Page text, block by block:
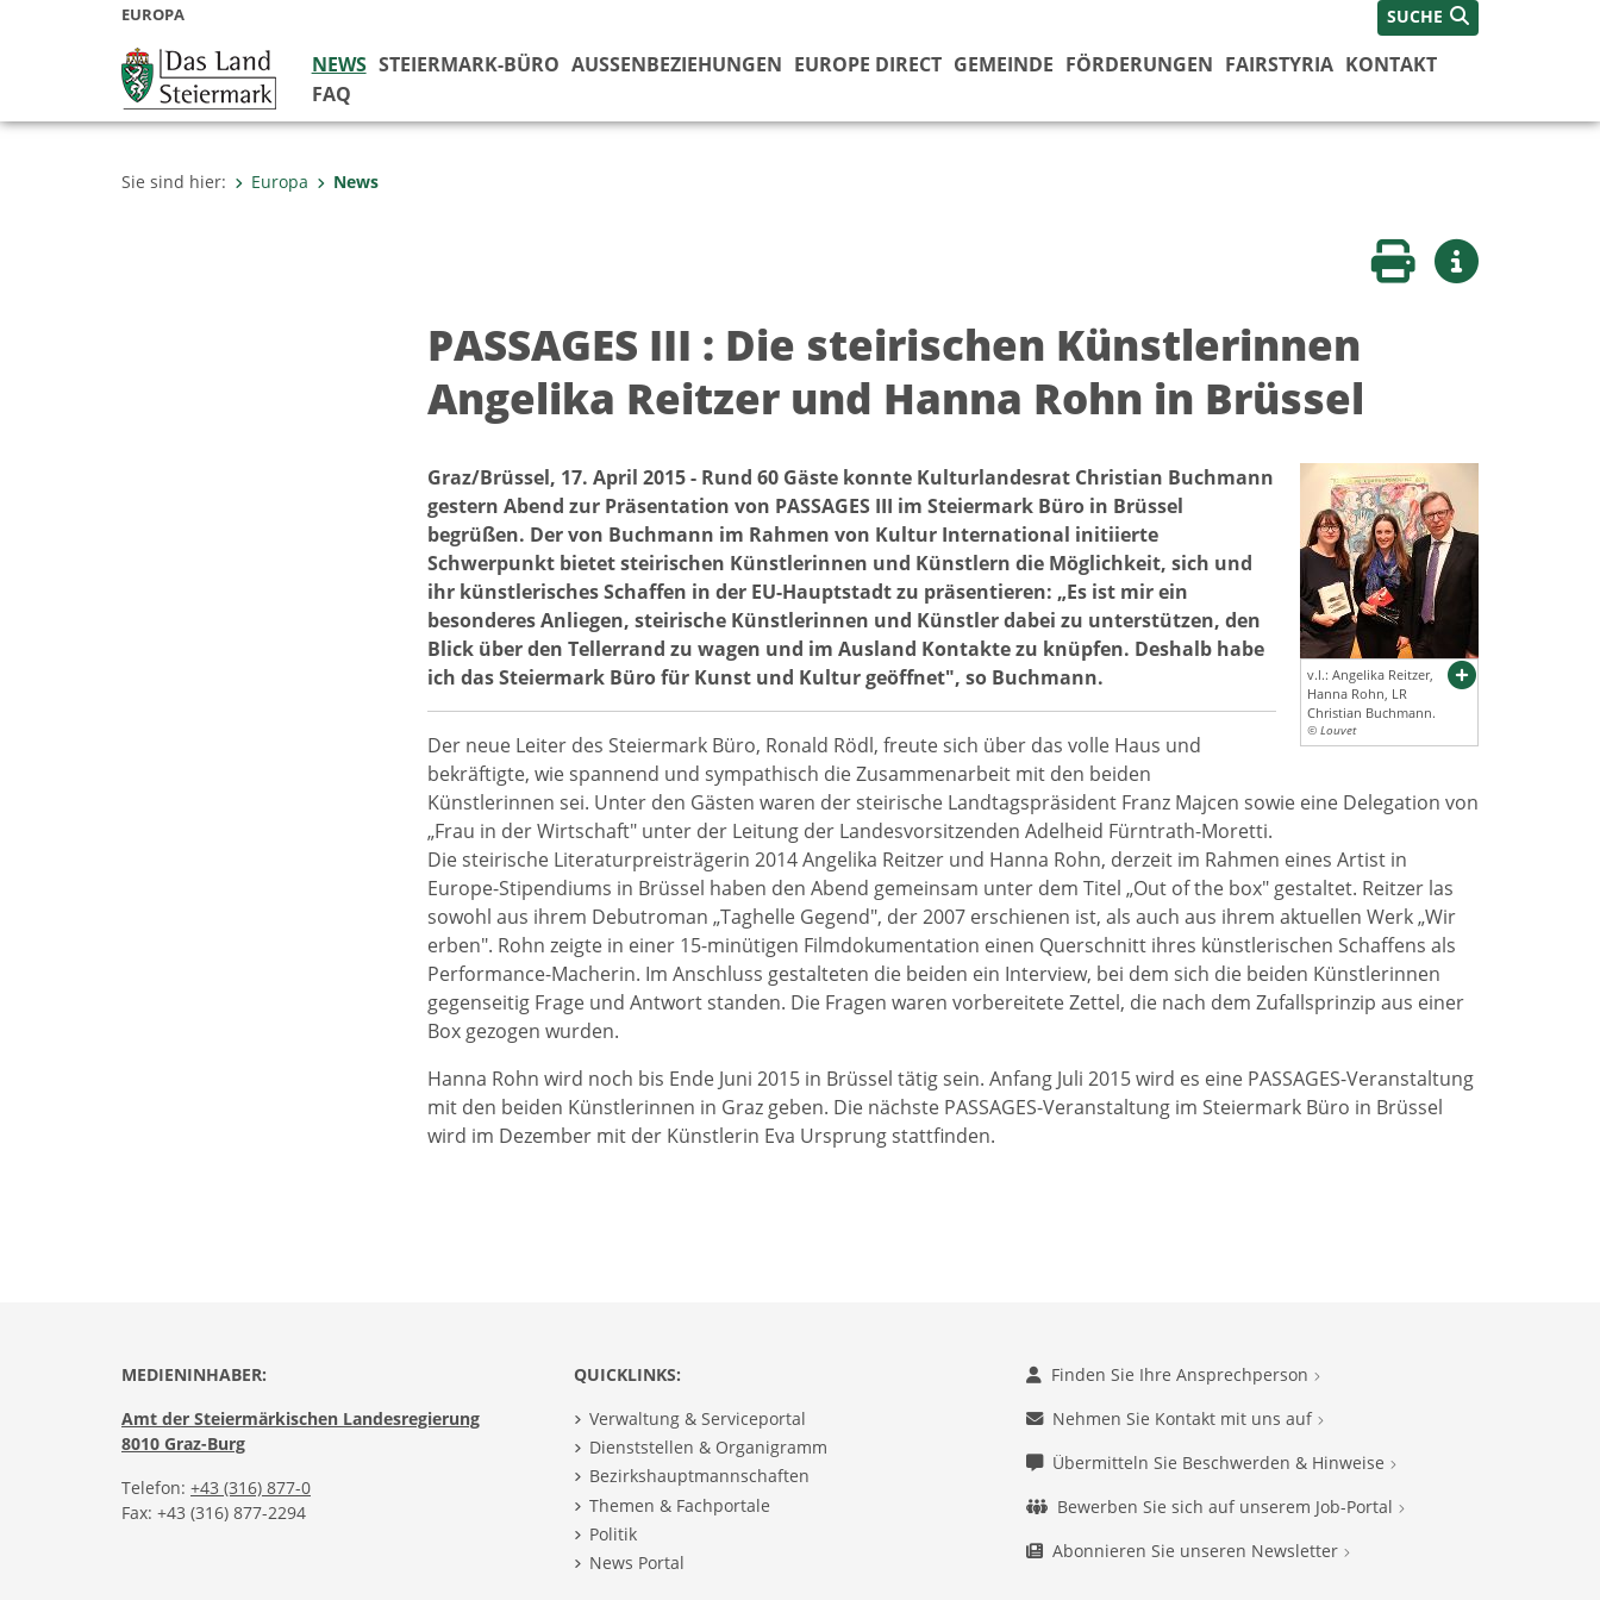
EUROPA SUCHE
NEWS STEIERMARK-BÜRO AUSSENBEZIEHUNGEN EUROPE DIRECT GEMEINDE FÖRDERUNGEN FAIRSTYRIA KONTAKT
FAQ
Sie sind hier: Europa News
Seite druckenWeitere Infos
PASSAGES III : Die steirischen Künstlerinnen
Angelika Reitzer und Hanna Rohn in Brüssel
v.l.: Angelika Reitzer,
Hanna Rohn, LR
Christian Buchmann.
© Louvet
Graz/Brüssel, 17. April 2015 - Rund 60 Gäste konnte Kulturlandesrat Christian Buchmann
gestern Abend zur Präsentation von PASSAGES III im Steiermark Büro in Brüssel
begrüßen. Der von Buchmann im Rahmen von Kultur International initiierte
Schwerpunkt bietet steirischen Künstlerinnen und Künstlern die Möglichkeit, sich und
ihr künstlerisches Schaffen in der EU-Hauptstadt zu präsentieren: „Es ist mir ein
besonderes Anliegen, steirische Künstlerinnen und Künstler dabei zu unterstützen, den
Blick über den Tellerrand zu wagen und im Ausland Kontakte zu knüpfen. Deshalb habe
ich das Steiermark Büro für Kunst und Kultur geöffnet", so Buchmann.
Der neue Leiter des Steiermark Büro, Ronald Rödl, freute sich über das volle Haus und
bekräftigte, wie spannend und sympathisch die Zusammenarbeit mit den beiden
Künstlerinnen sei. Unter den Gästen waren der steirische Landtagspräsident Franz Majcen sowie eine Delegation von
„Frau in der Wirtschaft" unter der Leitung der Landesvorsitzenden Adelheid Fürntrath-Moretti.
Die steirische Literaturpreisträgerin 2014 Angelika Reitzer und Hanna Rohn, derzeit im Rahmen eines Artist in
Europe-Stipendiums in Brüssel haben den Abend gemeinsam unter dem Titel „Out of the box" gestaltet. Reitzer las
sowohl aus ihrem Debutroman „Taghelle Gegend", der 2007 erschienen ist, als auch aus ihrem aktuellen Werk „Wir
erben". Rohn zeigte in einer 15-minütigen Filmdokumentation einen Querschnitt ihres künstlerischen Schaffens als
Performance-Macherin. Im Anschluss gestalteten die beiden ein Interview, bei dem sich die beiden Künstlerinnen
gegenseitig Frage und Antwort standen. Die Fragen waren vorbereitete Zettel, die nach dem Zufallsprinzip aus einer
Box gezogen wurden.
Hanna Rohn wird noch bis Ende Juni 2015 in Brüssel tätig sein. Anfang Juli 2015 wird es eine PASSAGES-Veranstaltung
mit den beiden Künstlerinnen in Graz geben. Die nächste PASSAGES-Veranstaltung im Steiermark Büro in Brüssel
wird im Dezember mit der Künstlerin Eva Ursprung stattfinden.
MEDIENINHABER:
Amt der Steiermärkischen Landesregierung
8010 Graz-Burg
Telefon: +43 (316) 877-0
Fax: +43 (316) 877-2294
QUICKLINKS:
Verwaltung & Serviceportal
Dienststellen & Organigramm
Bezirkshauptmannschaften
Themen & Fachportale
Politik
News Portal
Finden Sie Ihre Ansprechperson
Nehmen Sie Kontakt mit uns auf
Übermitteln Sie Beschwerden & Hinweise
Bewerben Sie sich auf unserem Job-Portal
Abonnieren Sie unseren Newsletter